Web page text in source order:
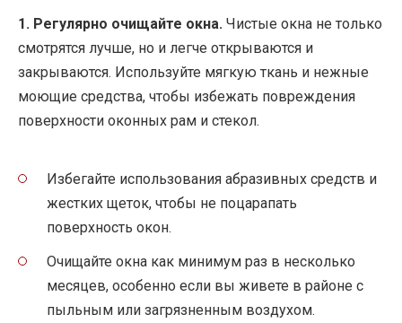
1. Регулярно очищайте окна. Чистые окна не только
смотрятся лучше, но и легче открываются и
закрываются. Используйте мягкую ткань и нежные
моющие средства, чтобы избежать повреждения
поверхности оконных рам и стекол.
Избегайте использования абразивных средств и
жестких щеток, чтобы не поцарапать
поверхность окон.
Очищайте окна как минимум раз в несколько
месяцев, особенно если вы живете в районе с
пыльным или загрязненным воздухом.